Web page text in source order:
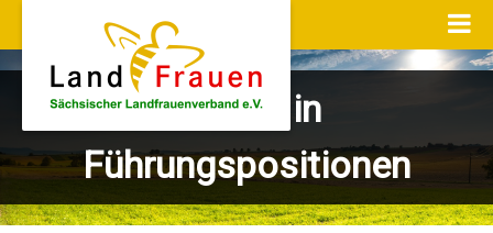
Frauen in
Führungspositionen